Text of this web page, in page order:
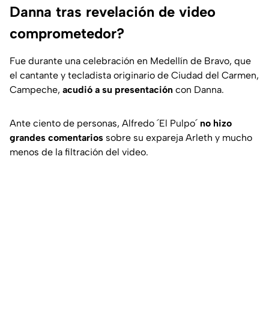
Danna tras revelación de video
comprometedor?
Fue durante una celebración en Medellín de Bravo, que
el cantante y tecladista originario de Ciudad del Carmen,
Campeche, acudió a su presentación con Danna.
Ante ciento de personas, Alfredo ´El Pulpo´ no hizo
grandes comentarios sobre su expareja Arleth y mucho
menos de la filtración del video.